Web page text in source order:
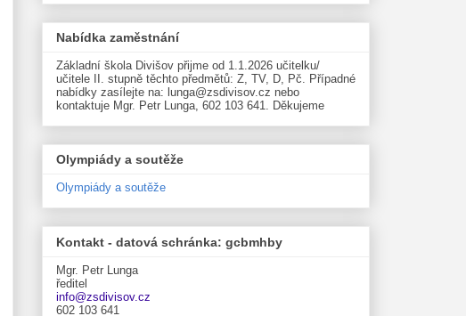
Nabídka zaměstnání
Základní škola Divišov přijme od 1.1.2026 učitelku/
učitele II. stupně těchto předmětů: Z, TV, D, Pč. Případné
nabídky zasílejte na: lunga@zsdivisov.cz nebo
kontaktuje Mgr. Petr Lunga, 602 103 641. Děkujeme
Olympiády a soutěže
Olympiády a soutěže
Kontakt - datová schránka: gcbmhby
Mgr. Petr Lunga
ředitel
info@zsdivisov.cz
602 103 641